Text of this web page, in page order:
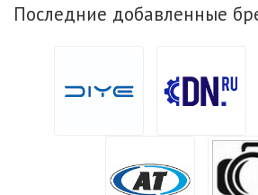
Последние добавленные